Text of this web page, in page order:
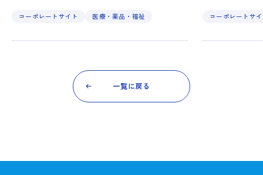
コーポレートサイト 医療・薬品・福祉 コーポレートサ
一覧に戻る